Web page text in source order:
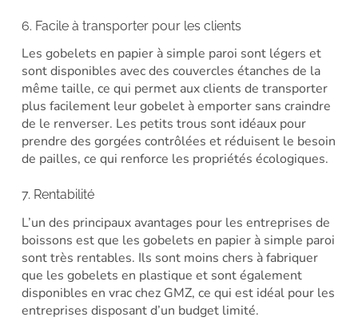
6. Facile à transporter pour les clients
Les gobelets en papier à simple paroi sont légers et
sont disponibles avec des couvercles étanches de la
même taille, ce qui permet aux clients de transporter
plus facilement leur gobelet à emporter sans craindre
de le renverser. Les petits trous sont idéaux pour
prendre des gorgées contrôlées et réduisent le besoin
de pailles, ce qui renforce les propriétés écologiques.
7. Rentabilité
L’un des principaux avantages pour les entreprises de
boissons est que les gobelets en papier à simple paroi
sont très rentables. Ils sont moins chers à fabriquer
que les gobelets en plastique et sont également
disponibles en vrac chez GMZ, ce qui est idéal pour les
entreprises disposant d’un budget limité.